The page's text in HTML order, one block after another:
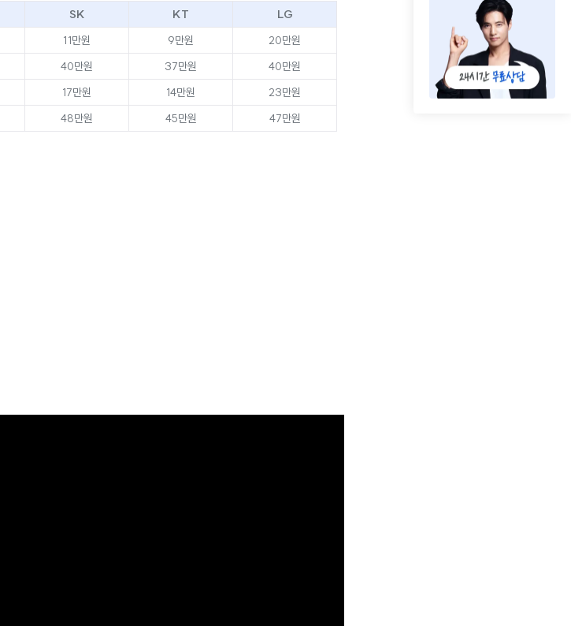
SK KT LG
11만원 9만원
20만원
40만원 37만원 40만원
17만원 14만원
23만원
48만원 45만원 47만원